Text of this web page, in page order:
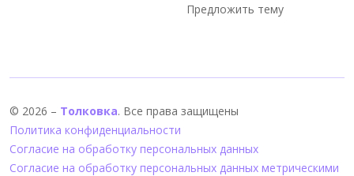
Предложить тему
© 2026 – Толковка. Все права защищены
Политика конфиденциальности
Согласие на обработку персональных данных
Согласие на обработку персональных данных метрическими